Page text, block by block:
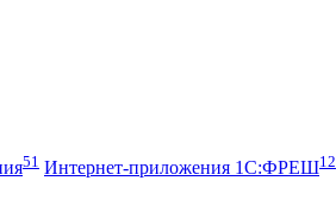
51 Интернет-приложения 1С:ФРЕШ12